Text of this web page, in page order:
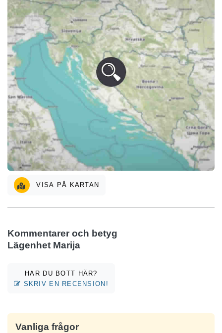
VISA PÅ KARTAN
Kommentarer och betyg
Lägenhet Marija
HAR DU BOTT HÄR?
SKRIV EN RECENSION!
Vanliga frågor